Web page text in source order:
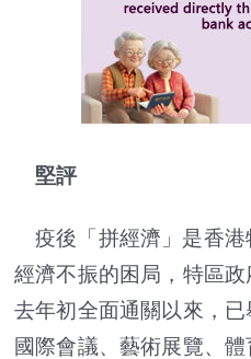
堅評
疫後「拼經濟」是香
經濟不振的困局，特區
去年初全面通關以來，
國際會議、藝術展覽、